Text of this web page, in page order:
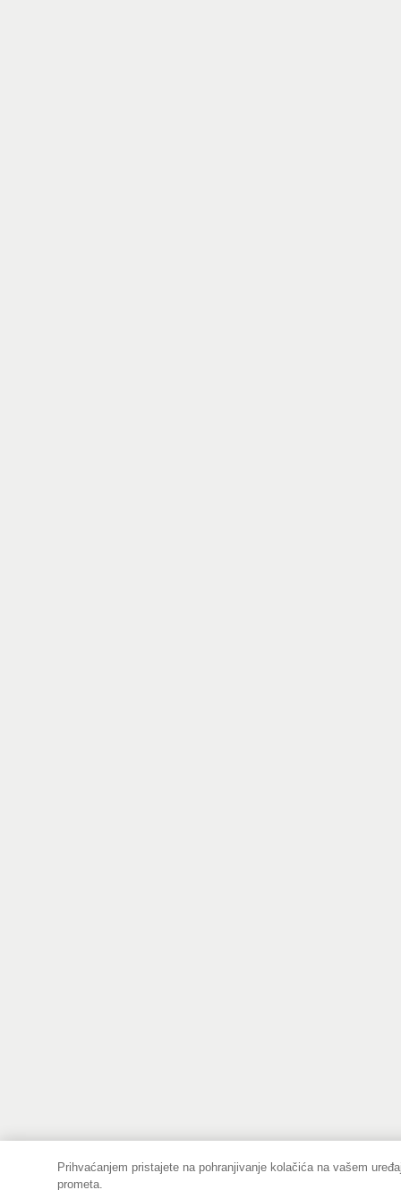
Prihvaćanjem pristajete na pohranjivanje kolačića na vašem
prometa.